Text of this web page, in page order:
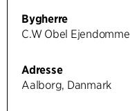
Bygherre
C.W Obel Ejendomme
Adresse
Aalborg, Danmark